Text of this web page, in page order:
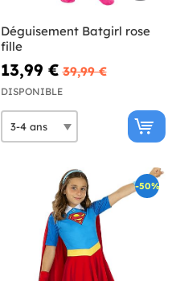
Déguisement Batgirl rose
fille
13,99 € 39,99 €
DISPONIBLE
-50%